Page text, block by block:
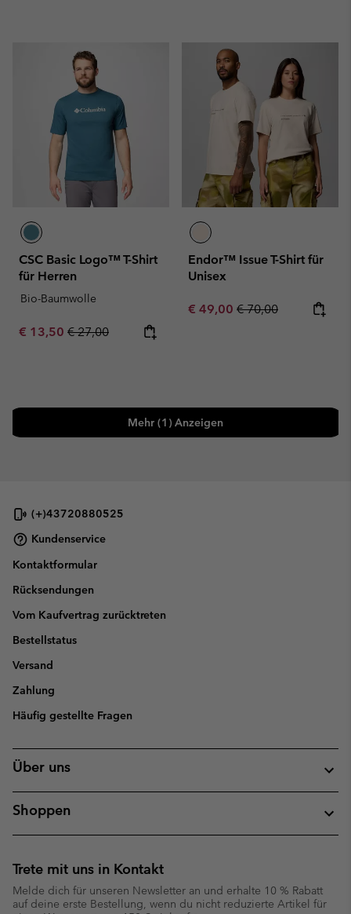
CSC Basic Logo™ T-Shirt
für Herren
Bio-Baumwolle
Sale price:
€ 13,50 Regular price:
€ 27,00
Endor™ Issue T-Shirt für
Unisex
Sale price:
€ 49,00 Regular price:
€ 70,00
Mehr (1) Anzeigen
(+)43720880525
Kundenservice
Kontaktformular
Rücksendungen
Vom Kaufvertrag zurücktreten
Bestellstatus
Versand
Zahlung
Häufig gestellte Fragen
Über uns
Shoppen
Trete mit uns in Kontakt
Melde dich für unseren Newsletter an und erhalte 10 % Rabatt
auf deine erste Bestellung, wenn du nicht reduzierte Artikel für